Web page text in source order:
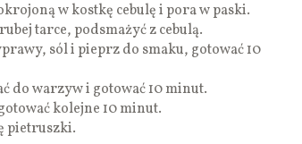
w kostkę cebulę i pora w paski.
tarce, podsmażyć z cebulą.
sól i pieprz do smaku, gotować 10
do warzyw i gotować 10 minut.
kolejne 10 minut.
pietruszki.